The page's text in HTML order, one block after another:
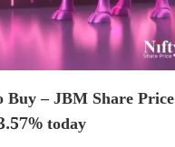
Buy – JBM Share Price
today